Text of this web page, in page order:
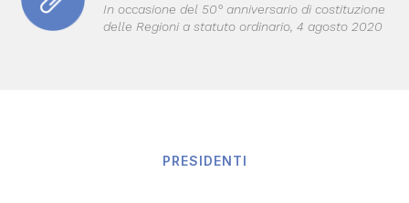
In occasione del 50° anniversario di costituzione
delle Regioni a statuto ordinario, 4 agosto 2020
PRESIDENTI